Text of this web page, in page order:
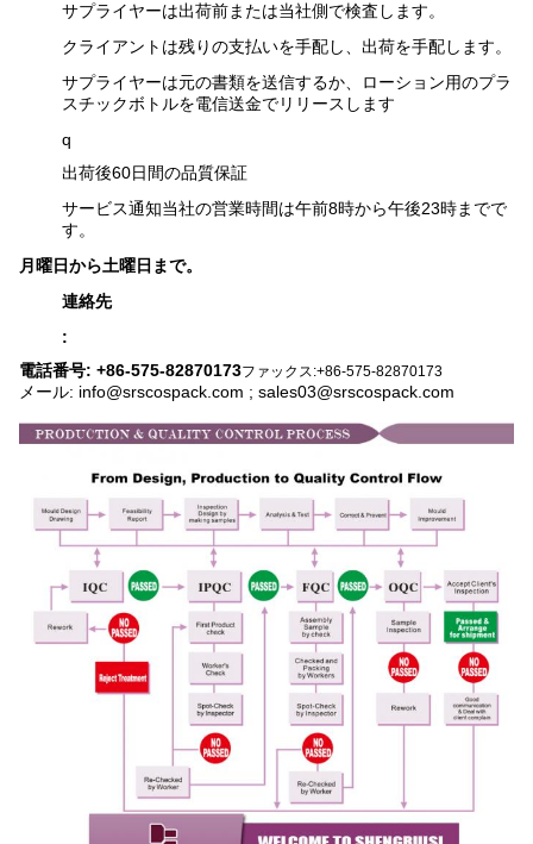
サプライヤーは出荷前または当社側で検査します。
クライアントは残りの支払いを手配し、出荷を手配します。
サプライヤーは元の書類を送信するか、ローション用のプラ
スチックボトルを電信送金でリリースします
q
出荷後60日間の品質保証
サービス通知当社の営業時間は午前8時から午後23時までで
す。
月曜日から土曜日まで。
連絡先
:
電話番号: +86-575-82870173ファックス:+86-575-82870173
メール: info@srscospack.com ; sales03@srscospack.com